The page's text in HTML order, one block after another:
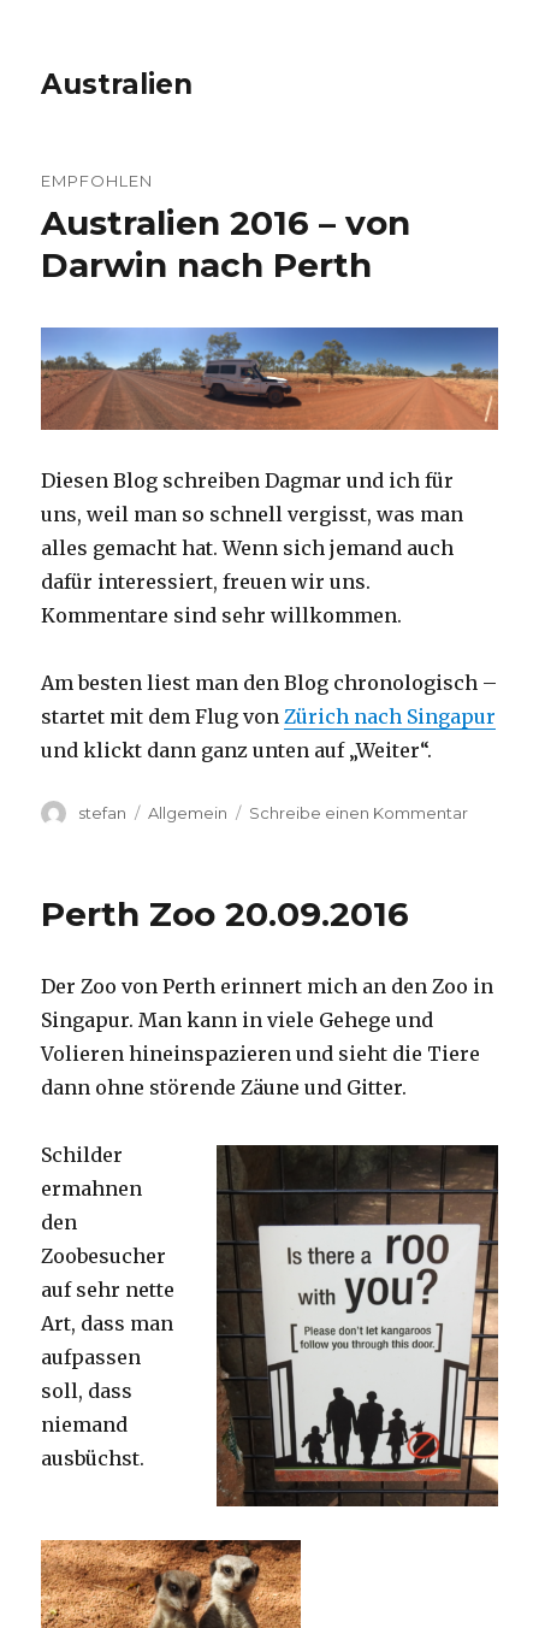
Australien
EMPFOHLEN
Australien 2016 – von
Darwin nach Perth
Diesen Blog schreiben Dagmar und ich für
uns, weil man so schnell vergisst, was man
alles gemacht hat. Wenn sich jemand auch
dafür interessiert, freuen wir uns.
Kommentare sind sehr willkommen.
Am besten liest man den Blog chronologisch –
startet mit dem Flug vonZürich nach Singapur
und klickt dann ganz unten auf „Weiter“.
Autor
stefan Kategorien
Allgemein Schreibe einen Kommentarzu
Perth
Perth Zoo 20.09.2016
Der Zoo von Perth erinnert mich an den Zoo in
Singapur. Man kann in viele Gehege und
Volieren hineinspazieren und sieht die Tiere
dann ohne störende Zäune und Gitter.
Schilder
ermahnen
den
Zoobesucher
auf sehr nette
Art, dass man
aufpassen
soll, dass
niemand
ausbüchst.